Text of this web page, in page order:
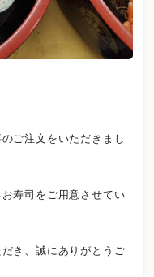
ご注文をいただきまし
寿司をご用意させてい
き、誠にありがとうご